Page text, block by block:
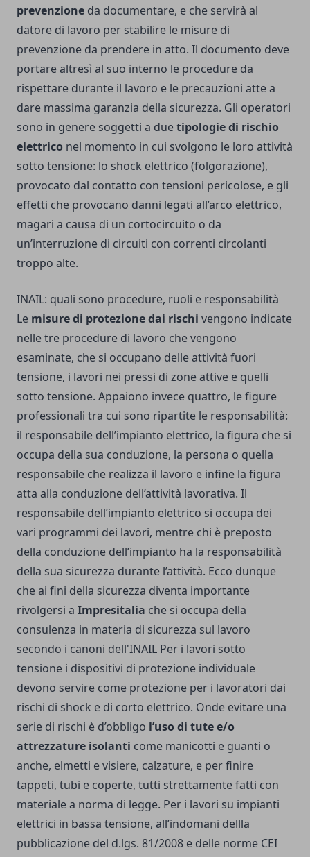
prevenzione da documentare, e che servirà al
datore di lavoro per stabilire le misure di
prevenzione da prendere in atto. Il documento deve
portare altresì al suo interno le procedure da
rispettare durante il lavoro e le precauzioni atte a
dare massima garanzia della sicurezza. Gli operatori
sono in genere soggetti a duetipologie di rischio
elettrico nel momento in cui svolgono le loro attività
sotto tensione: lo shock elettrico (folgorazione),
provocato dal contatto con tensioni pericolose, e gli
effetti che provocano danni legati all’arco elettrico,
magari a causa di un cortocircuito o da
un’interruzione di circuiti con correnti circolanti
troppo alte.
INAIL: quali sono procedure, ruoli e responsabilità
Le misure di protezione dai rischi vengono indicate
nelle tre procedure di lavoro che vengono
esaminate, che si occupano delle attività fuori
tensione, i lavori nei pressi di zone attive e quelli
sotto tensione. Appaiono invece quattro, le figure
professionali tra cui sono ripartite le responsabilità:
il responsabile dell’impianto elettrico, la figura che si
occupa della sua conduzione, la persona o quella
responsabile che realizza il lavoro e infine la figura
atta alla conduzione dell’attività lavorativa. Il
responsabile dell’impianto elettrico si occupa dei
vari programmi dei lavori, mentre chi è preposto
della conduzione dell’impianto ha la responsabilità
della sua sicurezza durante l’attività. Ecco dunque
che ai fini della sicurezza diventa importante
rivolgersi a Impresitalia che si occupa della
consulenza in materia di sicurezza sul lavoro
secondo i canoni dell'INAIL Per i lavori sotto
tensione i dispositivi di protezione individuale
devono servire come protezione per i lavoratori dai
rischi di shock e di corto elettrico. Onde evitare una
serie di rischi è d’obbligo l’uso di tute e/o
attrezzature isolanti come manicotti e guanti o
anche, elmetti e visiere, calzature, e per finire
tappeti, tubi e coperte, tutti strettamente fatti con
materiale a norma di legge. Per i lavori su impianti
elettrici in bassa tensione, all’indomani dellla
pubblicazione del d.lgs. 81/2008 e delle norme CEI